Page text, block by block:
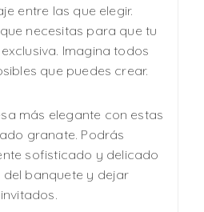
entre las que elegir.
necesitas para que tu
Imagina todos
que puedes crear.
más elegante con estas
granate. Podrás
sofisticado y delicado
banquete y dejar